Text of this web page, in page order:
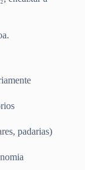
padarias)